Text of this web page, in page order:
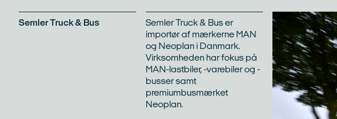
Kontakt
Semler Truck & Bus
Semler Truck & Bus er
importør af mærkerne MAN
og Neoplan i Danmark.
Virksomheden har fokus på
MAN-lastbiler, -varebiler og -
busser samt
premiumbusmærket
Neoplan.